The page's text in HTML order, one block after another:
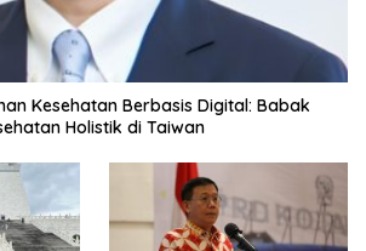
Kesehatan Berbasis Digital: Babak
Holistik di Taiwan